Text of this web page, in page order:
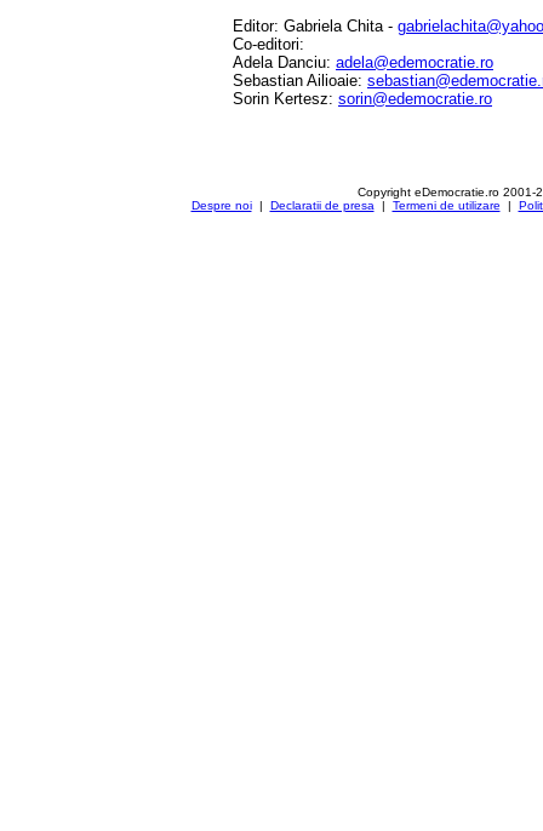
Editor: Gabriela Chita -
Co-editori:
Adela Danciu: adela@edemocratie.ro
Sebastian Ailioaie:
Sorin Kertesz: sorin@edemocratie.ro
Copyright eDemocratie.ro 2001-
Despre noi| Declaratii de presa | Termeni de utilizare |